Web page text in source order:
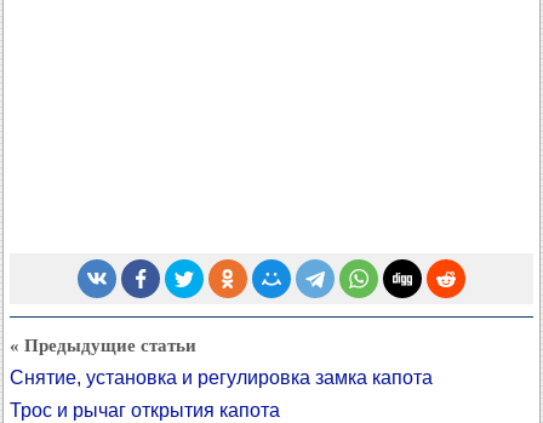
« Предыдущие статьи
Снятие, установка и регулировка замка капота
Трос и рычаг открытия капота